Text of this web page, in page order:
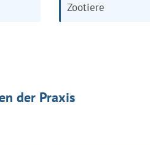
Zootiere
der Praxis